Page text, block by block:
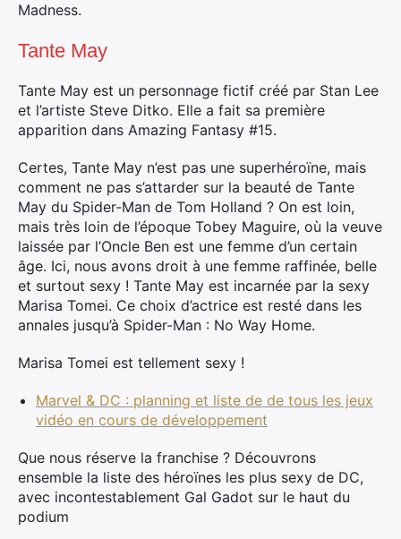
Madness.
Tante May
Tante May est un personnage fictif créé par Stan Lee
et l’artiste Steve Ditko. Elle a fait sa première
apparition dans Amazing Fantasy #15.
Certes, Tante May n’est pas une superhéroïne, mais
comment ne pas s’attarder sur la beauté de Tante
May du Spider-Man de Tom Holland ? On est loin,
mais très loin de l’époque Tobey Maguire, où la veuve
laissée par l’Oncle Ben est une femme d’un certain
âge. Ici, nous avons droit à une femme raffinée, belle
et surtout sexy ! Tante May est incarnée par la sexy
Marisa Tomei. Ce choix d’actrice est resté dans les
annales jusqu’à Spider-Man : No Way Home.
Marisa Tomei est tellement sexy !
Marvel & DC : planning et liste de de tous les jeux
vidéo en cours de développement
Que nous réserve la franchise ? Découvrons
ensemble la liste des héroïnes les plus sexy de DC,
avec incontestablement Gal Gadot sur le haut du
podium
: